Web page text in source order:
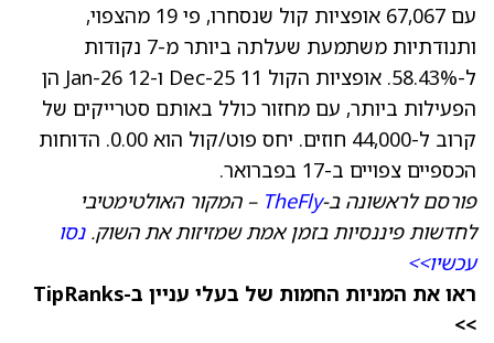
עם 67,067 אופציות קול שנסחרו, פי 19 מהצפוי,
ותנודתיות משתמעת שעלתה ביותר מ-7 נקודות
ל-58.43%. אופציות הקול Dec-25 11 ו-Jan-26 12 הן
הפעילות ביותר, עם מחזור כולל באותם סטרייקים של
קרוב ל-44,000 חוזים. יחס פוט/קול הוא 0.00. הדוחות
הכספיים צפויים ב-17 בפברואר.
פורסם לראשונה ב-TheFly – המקור האולטימטיבי
לחדשות פיננסיות בזמן אמת שמזיזות את השוק.נסו
עכשיו>>
ראו את המניות החמות של בעלי עניין ב-TipRanks
>>